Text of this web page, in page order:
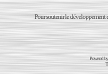
Pour soutenir le développement
Powered